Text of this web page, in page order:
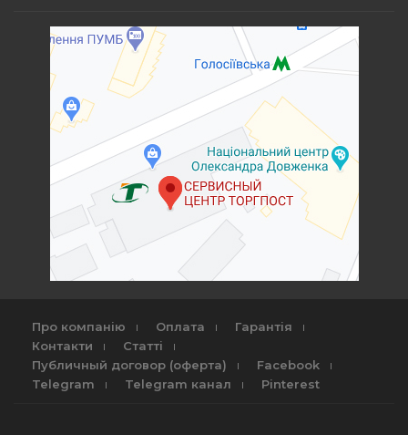
Про компанію Оплата
Гарантія
Контакти
Статті
Публичный договор (оферта)
Facebook
Telegram
Telegram канал Pinterest